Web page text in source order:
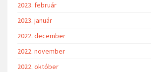
2023. február
2023. január
2022. december
2022. november
2022. október